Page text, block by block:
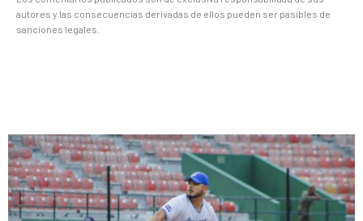
autores y las consecuencias derivadas de ellos pueden ser pasibles de
sanciones legales.